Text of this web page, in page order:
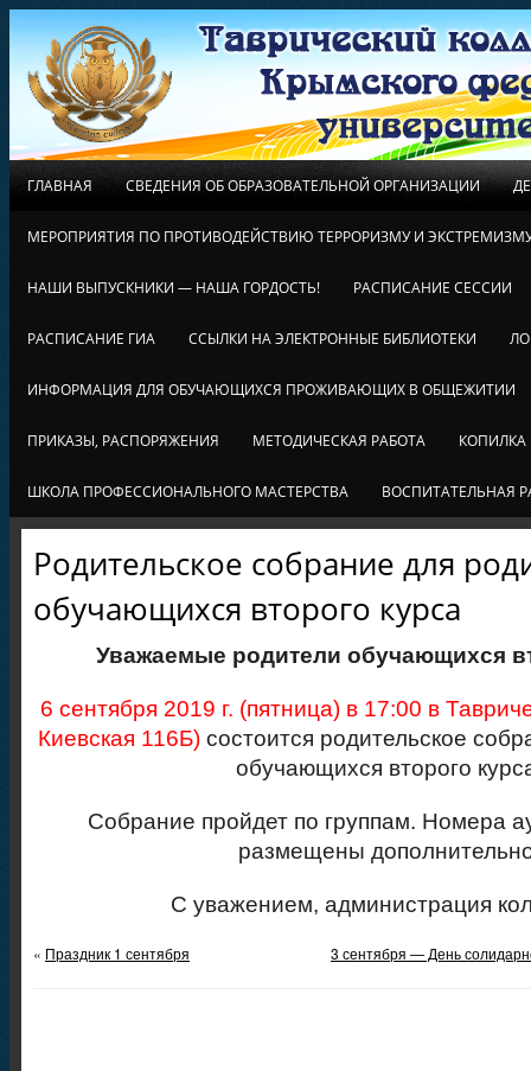
ГЛАВНАЯ СВЕДЕНИЯ ОБ ОБРАЗОВАТЕЛЬНОЙ ОРГАНИЗАЦИИ
МЕРОПРИЯТИЯ ПО ПРОТИВОДЕЙСТВИЮ ТЕРРОРИЗМУ И
НАШИ ВЫПУСКНИКИ — НАША ГОРДОСТЬ! РАСПИСАНИЕ СЕССИИ
РАСПИСАНИЕ ГИА ССЫЛКИ НА ЭЛЕКТРОННЫЕ БИБЛИОТЕКИ
ИНФОРМАЦИЯ ДЛЯ ОБУЧАЮЩИХСЯ ПРОЖИВАЮЩИХ В ОБЩЕЖИТИИ
ПРИКАЗЫ, РАСПОРЯЖЕНИЯ МЕТОДИЧЕСКАЯ РАБОТА КОПИЛКА
ШКОЛА ПРОФЕССИОНАЛЬНОГО МАСТЕРСТВА ВОСПИТАТЕЛЬНАЯ
Родительское собрание для
обучающихся второго курса
Уважаемые родители обучающихся
6 сентября 2019 г. (пятница) в 17:00 в
Киевская 116Б) состоится родительское
обучающихся второго
Собрание пройдет по группам. Номера
размещены
С уважением, администрация
« Праздник 1 сентября 3 сентября — День